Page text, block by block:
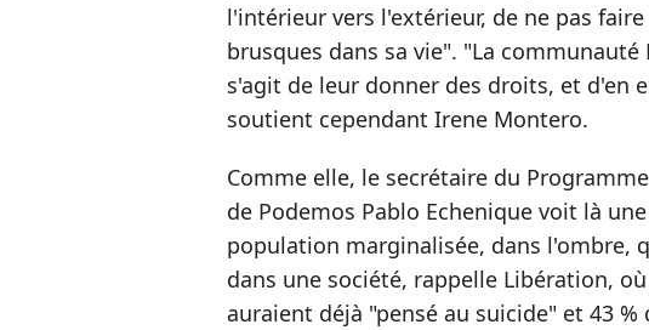
l'intérieur vers l'extérieur, de ne pas
brusques dans sa vie". "La
s'agit de leur donner des droits, et d'en
soutient cependant Irene Montero.
Comme elle, le secrétaire du
de Podemos Pablo Echenique voit là
population marginalisée, dans l'ombre,
dans une société, rappelle Libération,
auraient déjà "pensé au suicide" et 43